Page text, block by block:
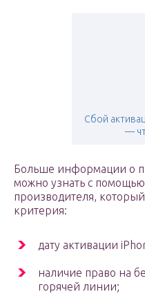
Сбой
—
Больше информации о
можно узнать с
производителя,
критерия:
дату активации
наличие право на
горячей линии;